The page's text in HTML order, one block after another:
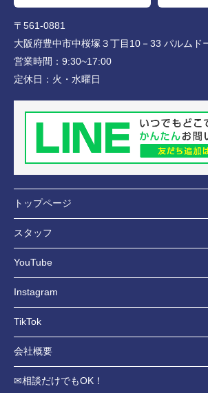
〒561-0881
大阪府豊中市中桜塚３丁目10－33 パルムド
営業時間： 9:30~17:00
定休日： 火・水曜日
トップページ
スタッフ
YouTube
Instagram
TikTok
会社概要
✉相談だけでもOK！